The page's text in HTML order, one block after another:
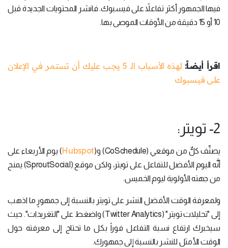
فيها الجمهور أكثر تفاعلاً على فيسبوك. فانشر المحتويات الجديدة قبل
10 أو 15 دقيقة من الأوقات الموصى بها.
اقرأ أيضاً:
لهذه الأسباب الـ 5 يجب عليك أن تستمر في الإعلان
على فيسبوك
2- تويتر:
يصنِّف كلٌّ من موقعي (CoSchedule) و( Hubspot) يوم الأربعاء على
أنَّه اليوم الأفضل للتفاعل على تويتر، ولكن موقع (SproutSocial) يمنح
من جهته الأولوية ليوم الخميس.
ولمعرفة الوقت الأفضل النشر على تويتر بالنسبة إلى جمهورٍ ما اذهب
إلى "تحليلات تويتر" (Twitter Analytics) واضغط على "التغريدات". حيث
سيخبرك ارتفاع نسبة التفاعل فوراً بكل ما تحتاج إلى معرفته حول
الوقت الأمثل للنشر بالنسبة إلى جمهورك.